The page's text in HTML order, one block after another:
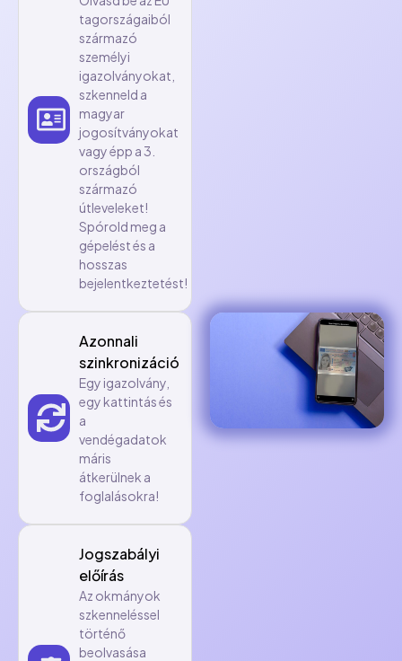
tagországaiból
származó
személyi
igazolványokat,
szkenneld a
magyar
jogosítványokat
vagy épp a 3.
országból
származó
útleveleket!
Spórold meg a
gépelést és a
hosszas
bejelentkeztetést!
Azonnali
szinkronizáció
Egy igazolvány,
egy kattintás és
a
vendégadatok
máris
átkerülnek a
foglalásokra!
Jogszabályi
előírás
Az okmányok
szkenneléssel
történő
beolvasása